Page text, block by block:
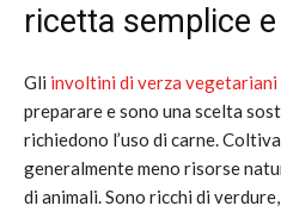
ricetta semplice
Gli involtini di verza vegetariani
preparare e sono una scelta
richiedono l’uso di carne.
generalmente meno risorse
di animali. Sono ricchi di